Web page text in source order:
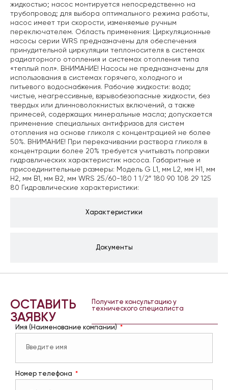
Характеристики
Документы
жидкостью; насос монтируется непосредственно на
трубопровод; для выбора оптимального режима работы,
насос имеет три скорости, изменяемые ручным
переключателем. Область применения: Циркуляционные
насосы серии WRS предназначены для обеспечения
принудительной циркуляции теплоносителя в системах
радиаторного отопления и системах отопления типа
«теплый пол». ВНИМАНИЕ! Насосы не предназначены для
использования в системах горячего, холодного и
питьевого водоснабжения. Рабочие жидкости: вода;
чистые, неагрессивные, взрывобезопасные жидкости, без
твердых или длинноволокнистых включений, а также
примесей, содержащих минеральные масла; допускается
применение специальных антифризов для систем
отопления на основе гликоля с концентрацией не более
50%. ВНИМАНИЕ! При перекачивании раствора гликоля в
концентрации более 20% требуется учитывать поправки
гидравлических характеристик насоса. Габаритные и
присоединительные размеры: Модель G L1, мм L2, мм H1, мм
H2, мм B1, мм B2, мм WRS 25/60-180 1 1/2″ 180 90 108 29 125
80 Гидравлические характеристики:
ОСТАВИТЬ
ЗАЯВКУ
Получите консультацию у
технического специалиста
Имя (Наименование компании)
Номер телефона